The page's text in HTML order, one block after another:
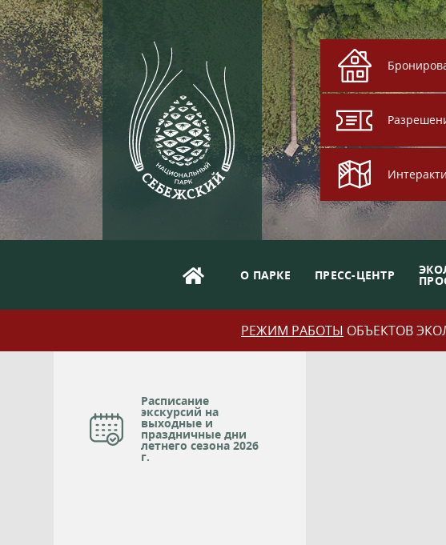
О ПАРКЕ ПРЕСС-ЦЕНТР
РЕЖИМ РАБОТЫ ОБЪЕКТОВ
Расписание
экскурсий на
выходные и
праздничные дни
летнего сезона 2026
г.